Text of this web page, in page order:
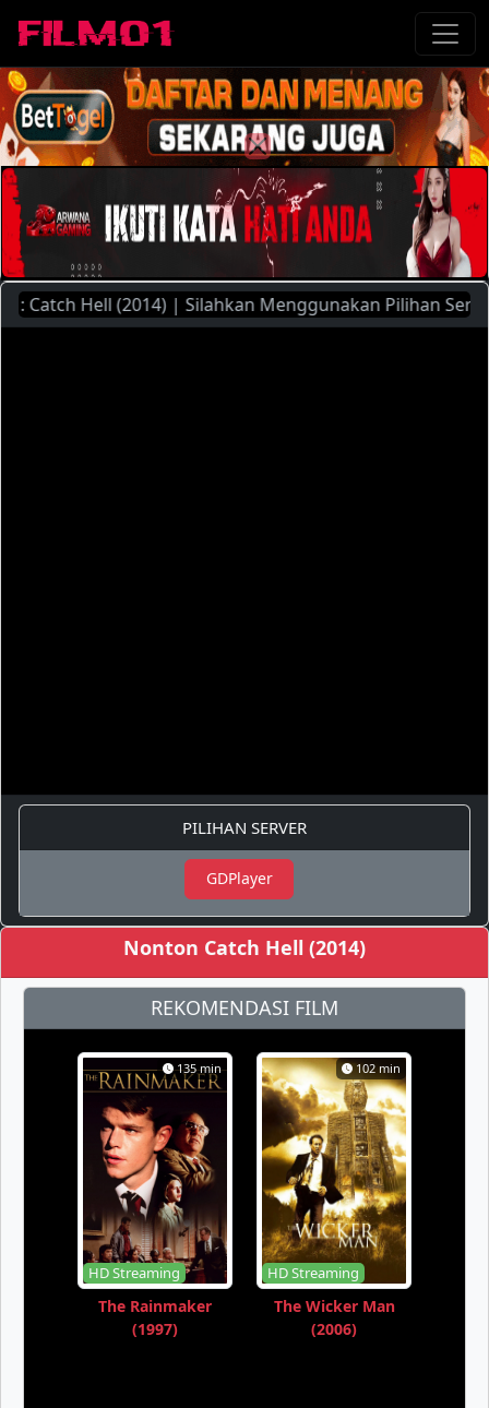
Hell (2014) | Silahkan Menggunakan Pilihan Server
PILIHAN SERVER
GDPlayer
Nonton Catch Hell (2014)
REKOMENDASI FILM
135 min
HD Streaming
The Rainmaker
(1997)
102 min
HD Streaming
The Wicker Man
(2006)